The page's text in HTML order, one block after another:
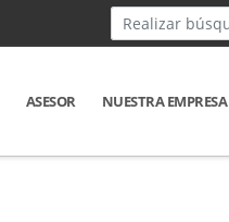
ASESOR NUESTRA EMPRESA